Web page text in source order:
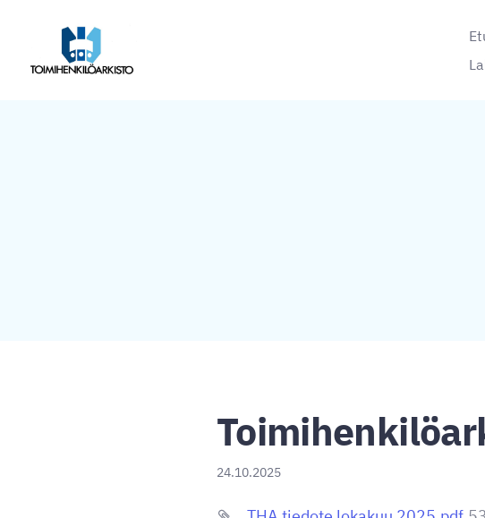
sisältöön
Toimihenkilöarkisto
24.10.2025